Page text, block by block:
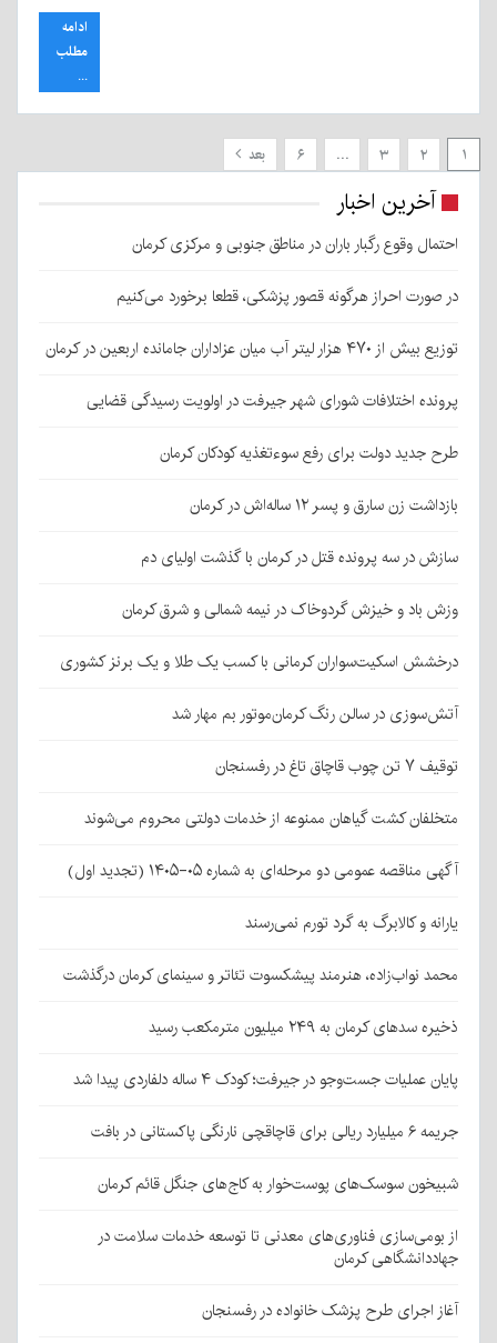
ادامه
مطلب
...
۱ ۲ ۳ … ۶ بعد
آخرین اخبار
احتمال وقوع رگبار باران در مناطق جنوبی و مرکزی کرمان
در صورت احراز هرگونه قصور پزشکی، قطعا برخورد می‌کنیم
توزیع بیش از ۴۷۰ هزار لیتر آب میان عزاداران جامانده اربعین در کرمان
پرونده اختلافات شورای شهر جیرفت در اولویت رسیدگی قضایی
طرح جدید دولت برای رفع سوءتغذیه کودکان کرمان
بازداشت زن سارق و پسر ۱۲ ساله‌اش در کرمان
سازش در سه پرونده قتل در کرمان با گذشت اولیای دم
وزش باد و خیزش گردوخاک در نیمه شمالی و شرق کرمان
درخشش اسکیت‌سواران کرمانی با کسب یک طلا و یک برنز کشوری
آتش‌سوزی در سالن رنگ کرمان‌موتور بم مهار شد
توقیف ۷ تن چوب قاچاق تاغ در رفسنجان
متخلفان کشت گیاهان ممنوعه از خدمات دولتی محروم می‌شوند
آگهی مناقصه عمومی دو مرحله‌ای به شماره ۰۵-۱۴۰۵ (تجدید اول)
یارانه و کالابرگ به گرد تورم نمی‌رسند
محمد نواب‌زاده، هنرمند پیشکسوت تئاتر و سینمای کرمان درگذشت
ذخیره سدهای کرمان به ۲۴۹ میلیون مترمکعب رسید
پایان عملیات جست‌وجو در جیرفت؛ کودک ۴ ساله دلفاردی پیدا شد
جریمه ۶ میلیارد ریالی برای قاچاقچی نارنگی پاکستانی در بافت
شبیخون سوسک‌های پوست‌خوار به کاج‌های جنگل قائم کرمان
از بومی‌سازی فناوری‌های معدنی تا توسعه خدمات سلامت در
جهاددانشگاهی کرمان
آغاز اجرای طرح پزشک خانواده در رفسنجان